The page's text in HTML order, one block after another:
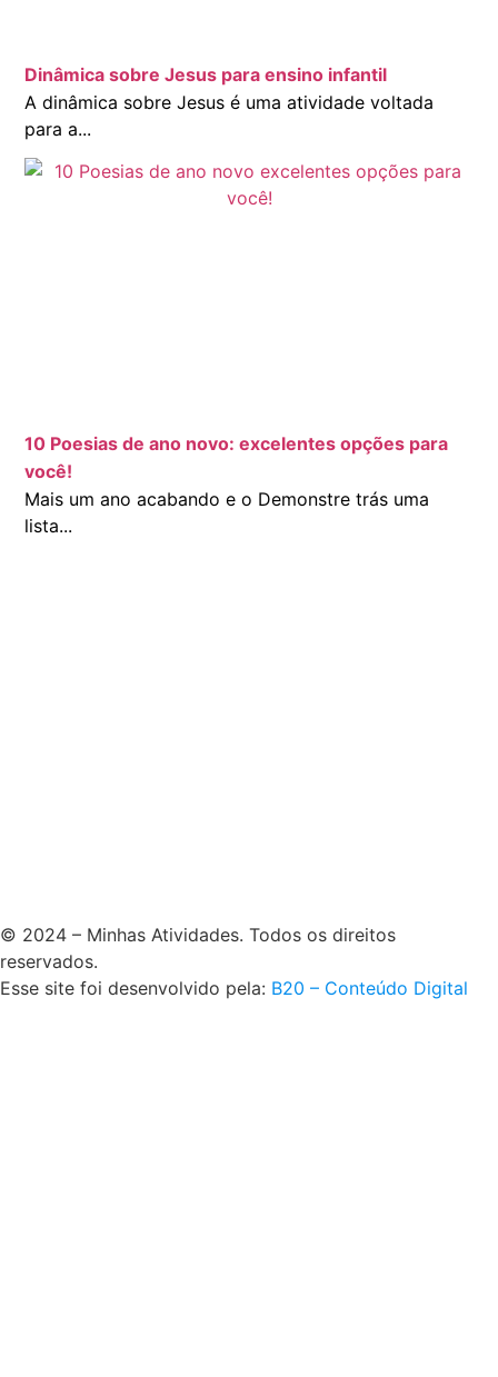
Dinâmica sobre Jesus para ensino infantil
A dinâmica sobre Jesus é uma atividade voltada
para a...
10 Poesias de ano novo: excelentes opções para
você!
Mais um ano acabando e o Demonstre trás uma
lista...
© 2024 – Minhas Atividades. Todos os direitos
reservados.
Esse site foi desenvolvido pela: B20 – Conteúdo Digital